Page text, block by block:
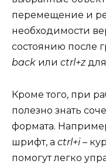
перемещение и
необходимости
состоянию после
back или ctrl+z
Кроме того, при
полезно знать
формата.
шрифт, а ctrl+i–
помогут легко